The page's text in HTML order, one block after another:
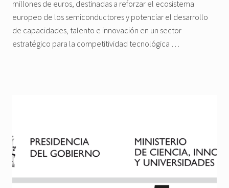
millones de euros, destinadas a reforzar el ecosistema
europeo de los semiconductores y potenciar el desarrollo
de capacidades, talento e innovación en un sector
estratégico para la competitividad tecnológica …